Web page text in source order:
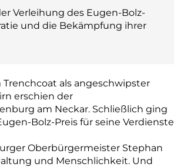
Verleihung des Eugen-Bolz-
und die Bekämpfung ihrer
als angeschwipster
erschien der
am Neckar. Schließlich ging
Bolz-Preis für seine Verdienste
Oberbürgermeister Stephan
und Menschlichkeit. Und